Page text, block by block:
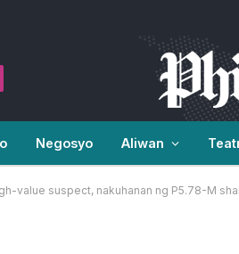
Negosyo Aliwan
value suspect, nakuhanan ng P5.78-M